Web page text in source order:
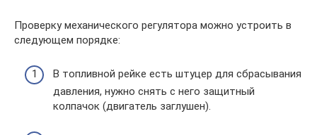
Проверку механического регулятора можно устроить в
следующем порядке:
В топливной рейке есть штуцер для сбрасывания
давления, нужно снять с него защитный
колпачок (двигатель заглушен).